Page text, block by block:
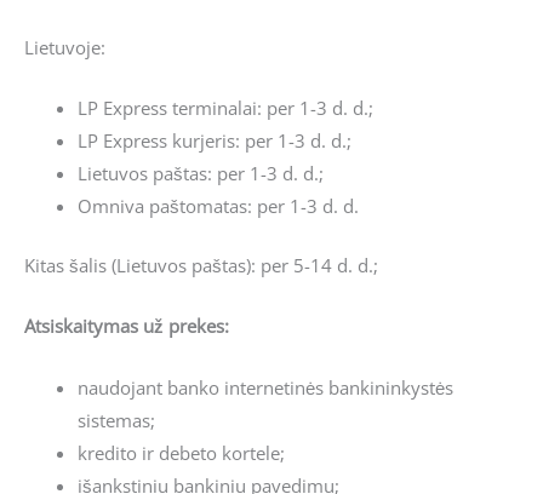
Lietuvoje:
LP Express terminalai: per 1-3 d. d.;
LP Express kurjeris: per 1-3 d. d.;
Lietuvos paštas: per 1-3 d. d.;
Omniva paštomatas: per 1-3 d. d.
Kitas šalis (Lietuvos paštas): per 5-14 d. d.;
Atsiskaitymas už prekes:
naudojant banko internetinės bankininkystės
sistemas;
kredito ir debeto kortele;
išankstiniu bankiniu pavedimu;